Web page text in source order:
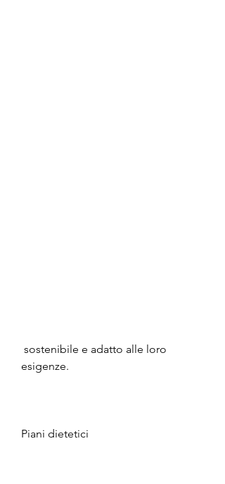
esigenze.
Piani dietetici